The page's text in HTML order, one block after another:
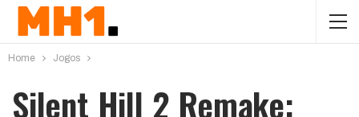
Home Jogos
Silent Hill 2 Remake: